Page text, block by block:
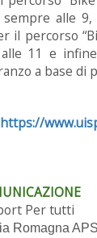
sempre alle
il percorso
11 e
a base di
https://
Per tutti
Romagna APS